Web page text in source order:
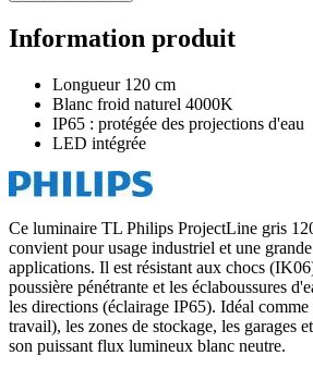
Information produit
Longueur 120 cm
Blanc froid naturel 4000K
IP65 : protégée des projections d'eau
LED intégrée
Ce luminaire TL Philips ProjectLine gris
convient pour usage industriel et une
applications. Il est résistant aux chocs
poussière pénétrante et les éclaboussures
les directions (éclairage IP65). Idéal
travail), les zones de stockage, les garages
son puissant flux lumineux blanc neutre.